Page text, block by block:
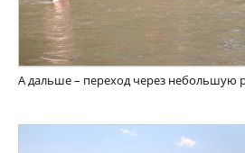
А дальше – переход через небольшую